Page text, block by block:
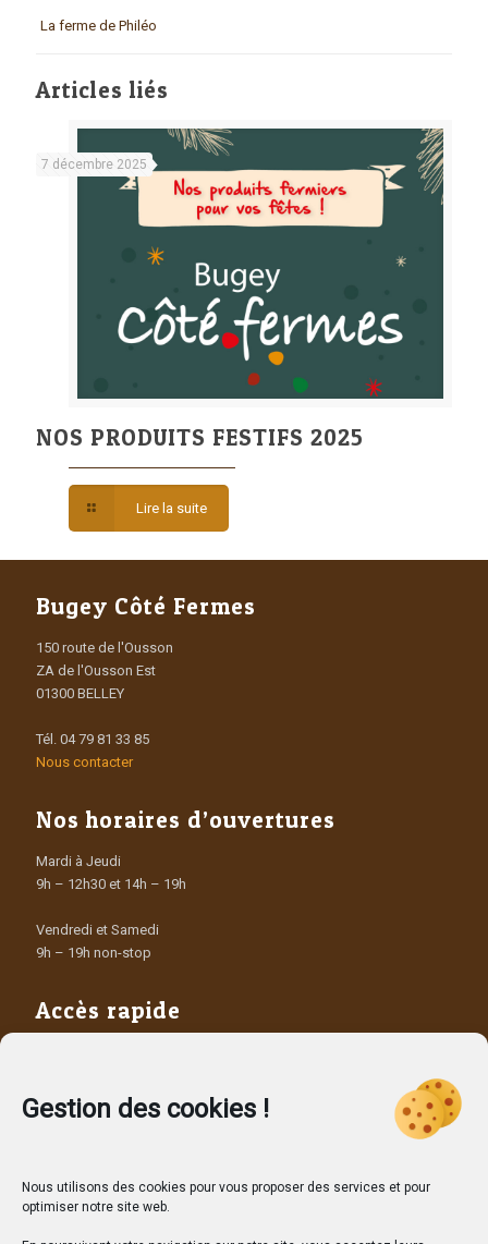
Gestion des cookies !
Nous utilisons des cookies pour vous proposer des services et pour
optimiser notre site web.
La ferme de Philéo
Articles liés
7 décembre 2025
NOS PRODUITS FESTIFS 2025
Lire la suite
Bugey Côté Fermes
150 route de l'Ousson
ZA de l'Ousson Est
01300 BELLEY
Tél. 04 79 81 33 85
Nous contacter
Nos horaires d’ouvertures
Mardi à Jeudi
9h – 12h30 et 14h – 19h
Vendredi et Samedi
9h – 19h non-stop
Accès rapide
Contact